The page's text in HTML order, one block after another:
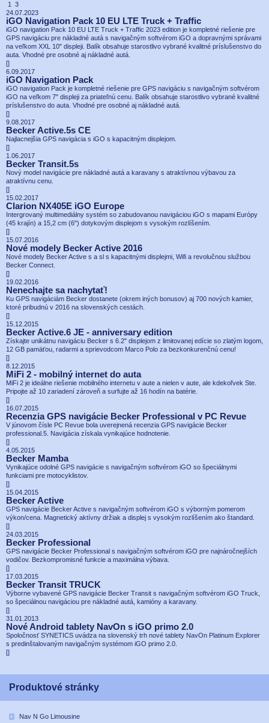
1 3
24.07.2023
iGO Navigation Pack 10 EU LTE Truck + Traffic
iGO navigation Pack 10 EU LTE Truck + Traffic 2023 edition je kompletné riešenie pre
GPS navigáciu pre nákladné autá s navigačným softvérom iGO a dopravnými správami
na veľkom XXL 10" displeji. Balík obsahuje starostlivo vybrané kvalitné príslušenstvo do
auta. Vhodné pre osobné aj nákladné autá.
[]
6.09.2017
iGO Navigation Pack
iGO navigation Pack je kompletné riešenie pre GPS navigáciu s navigačným softvérom
iGO na veľkom 7" displeji za priateľnú cenu. Balík obsahuje starostlivo vybrané kvalitné
príslušenstvo do auta. Vhodné pre osobné aj nákladné autá.
[]
9.08.2017
Becker Active.5s CE
Najlacnejšia GPS navigácia s iGO s kapacitným displejom.
[]
1.06.2017
Becker Transit.5s
Nový model navigácie pre nákladné autá a karavany s atraktívnou výbavou za
atraktívnu cenu.
[]
15.02.2017
Clarion NX405E iGO Europe
Intergrovaný multimediálny systém so zabudovanou navigáciou iGO s mapami Európy
(45 krajín) a 15,2 cm (6") dotykovým displejom s vysokým rozlíšením.
[]
15.07.2016
Nové modely Becker Active 2016
Nové modely Becker Active s a sl s kapacitnými displejmi, Wifi a revolučnou službou
Becker Connect.
[]
19.02.2016
Nenechajte sa nachytať!
Ku GPS navigáciám Becker dostanete (okrem iných bonusov) aj 700 nových kamier,
ktoré pribudnú v 2016 na slovenských cestách.
[]
15.12.2015
Becker Active.6 JE - anniversary edition
Získajte unikátnu navigáciu Becker s 6.2" displejom z limitovanej edície so zlatým logom,
12 GB pamäťou, radarmi a sprievodcom Marco Polo za bezkonkurenčnú cenu!
[]
8.12.2015
MiFi 2 - mobilný internet do auta
MiFi 2 je ideálne riešenie mobilného internetu v aute a nielen v aute, ale kdekoľvek Ste.
Pripojte až 10 zariadení zároveň a surfujte až 16 hodín na batérie.
[]
16.07.2015
Recenzia GPS navigácie Becker Professional v PC Revue
V júnovom čísle PC Revue bola uverejnená recenzia GPS navigácie Becker
professional.5. Navigácia získala vynikajúce hodnotenie.
[]
4.05.2015
Becker Mamba
Vynikajúce odolné GPS navigácie s navigačným softvérom iGO so špeciálnymi
funkciami pre motocyklistov.
[]
15.04.2015
Becker Active
GPS navigácie Becker Active s navigačným softvérom iGO s výborným pomerom
výkon/cena. Magnetický aktívny držiak a displej s vysokým rozlíšením ako štandard.
[]
24.03.2015
Becker Professional
GPS navigácie Becker Professional s navigačným softvérom iGO pre najnáročnejších
vodičov. Bezkompromisné funkcie a maximálna výbava.
[]
17.03.2015
Becker Transit TRUCK
Výborne vybavené GPS navigácie Becker Transit s navigačným softvérom iGO Truck,
so špeciálnou navigáciou pre nákladné autá, kamióny a karavany.
[]
31.01.2013
Nové Android tablety NavOn s iGO primo 2.0
Spoločnosť SYNETICS uvádza na slovenský trh nové tablety NavOn Platinum Explorer
s predinštalovaným navigačným systémom iGO primo 2.0.
[]
Produktové stránky
Nav N Go Limousine